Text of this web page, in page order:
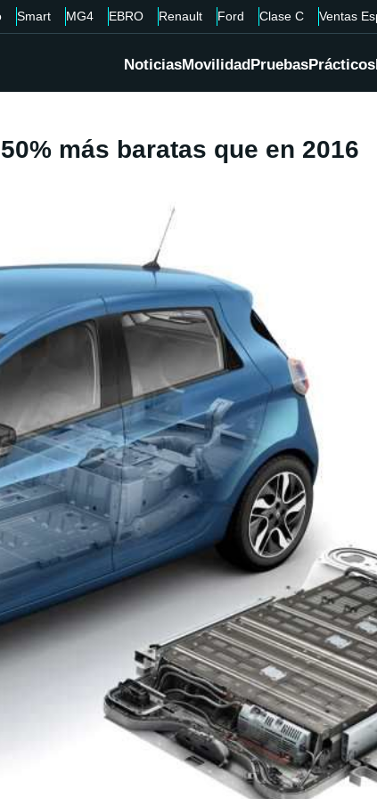
Smart MG4 EBRO Renault Ford Clase C Ventas
NoticiasMovilidadPruebasPrácticos
más baratas que en 2016